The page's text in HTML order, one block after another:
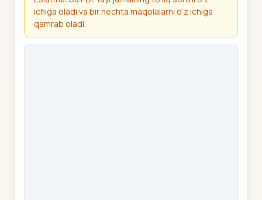
ichiga oladi va bir nechta maqolalarni o‘z ichiga
qamrab oladi.